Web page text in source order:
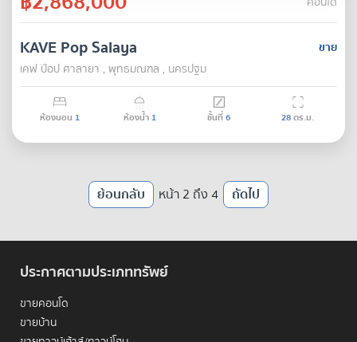
ขาย
KAVE Pop Salaya
เคฟ ป๊อป ศาลายา , พุทธมณฑล , นครปฐม
ห้องนอน 1 ห้องน้ำ 1 ชั้นที่6 28ตร.ม.
ย้อนกลับ หน้า 2 ถึง 4 ถัดไป
ประกาศตามประเภททรัพย์
ขายคอนโด
ขายบ้าน